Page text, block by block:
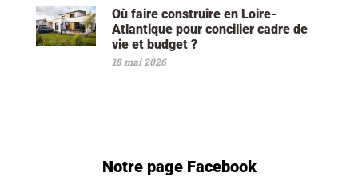
Où faire construire en Loire-
Atlantique pour concilier cadre de
vie et budget ?
18 mai 2026
Notre page Facebook